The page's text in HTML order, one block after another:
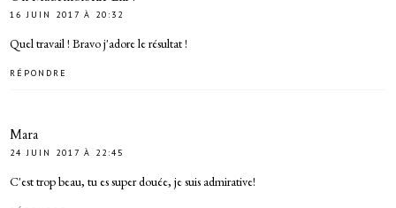
16 JUIN 2017 À 20:32
Quel travail ! Bravo j'adore le résultat !
RÉPONDRE
Mara
24 JUIN 2017 À 22:45
C'est trop beau, tu es super douée, je suis admirative!